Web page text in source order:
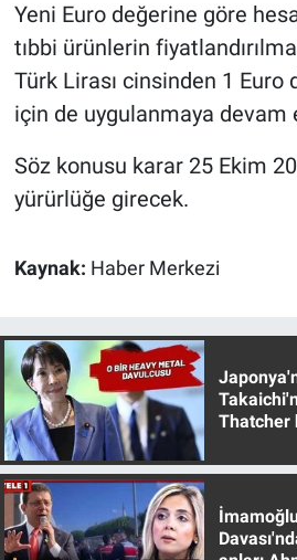
Yeni Euro değerine göre
tıbbi ürünlerin
Türk Lirası cinsinden 1 Euro
için de uygulanmaya devam
Söz konusu karar 25 Ekim
yürürlüğe girecek.
Kaynak: Haber Merkezi
Thatcher
Yerel Gündem
Yerel Yaşam